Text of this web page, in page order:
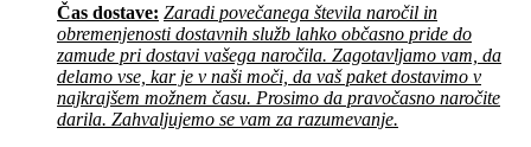
Čas dostave: Zaradi povečanega števila naročil in
obremenjenosti dostavnih služb lahko občasno pride do
zamude pri dostavi vašega naročila. Zagotavljamo vam, da
delamo vse, kar je v naši moči, da vaš paket dostavimo v
najkrajšem možnem času. Prosimo da pravočasno naročite
darila. Zahvaljujemo se vam za razumevanje.